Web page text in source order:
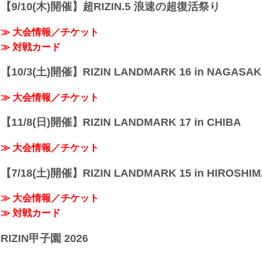
【9/10(木)開催】超RIZIN.5 浪速の超復活祭り
≫ 大会情報／チケット
≫ 対戦カード
【10/3(土)開催】RIZIN LANDMARK 16 in
≫ 大会情報／チケット
【11/8(日)開催】RIZIN LANDMARK 17 in CHIBA
≫ 大会情報／チケット
【7/18(土)開催】RIZIN LANDMARK 15 in
≫ 大会情報／チケット
≫ 対戦カード
RIZIN甲子園 2026